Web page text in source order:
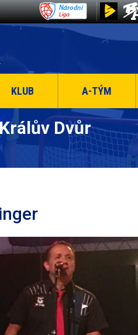
KLUB A-TÝM
Dvůr